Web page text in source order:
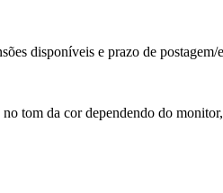
disponíveis e prazo de
tom da cor dependendo do